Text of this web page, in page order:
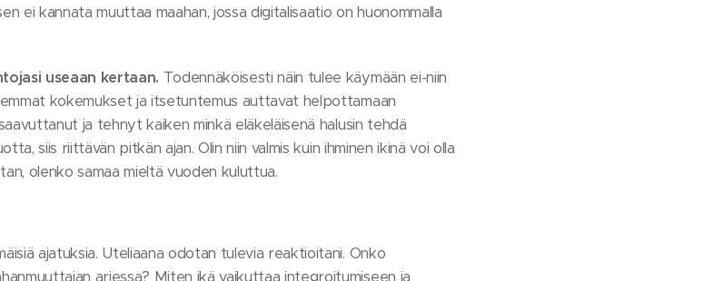
ei kannata muuttaa maahan, jossa digitalisaatio on huonommalla
useaan kertaan. Todennäköisesti näin tulee käymään ei-niin
kokemukset ja itsetuntemus auttavat helpottamaan
ja tehnyt kaiken minkä eläkeläisenä halusin tehdä
siis riittävän pitkän ajan. Olin niin valmis kuin ihminen ikinä voi olla
olenko samaa mieltä vuoden kuluttua.
ajatuksia. Uteliaana odotan tulevia reaktioitani. Onko
arjessa? Miten ikä vaikuttaa integroitumiseen ja